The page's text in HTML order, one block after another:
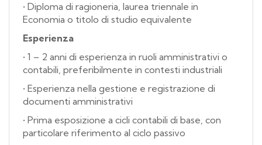
• Diploma di ragioneria, laurea triennale in
Economia o titolo di studio equivalente
Esperienza
• 1 – 2 anni di esperienza in ruoli amministrativi o
contabili, preferibilmente in contesti industriali
• Esperienza nella gestione e registrazione di
documenti amministrativi
• Prima esposizione a cicli contabili di base, con
particolare riferimento al ciclo passivo